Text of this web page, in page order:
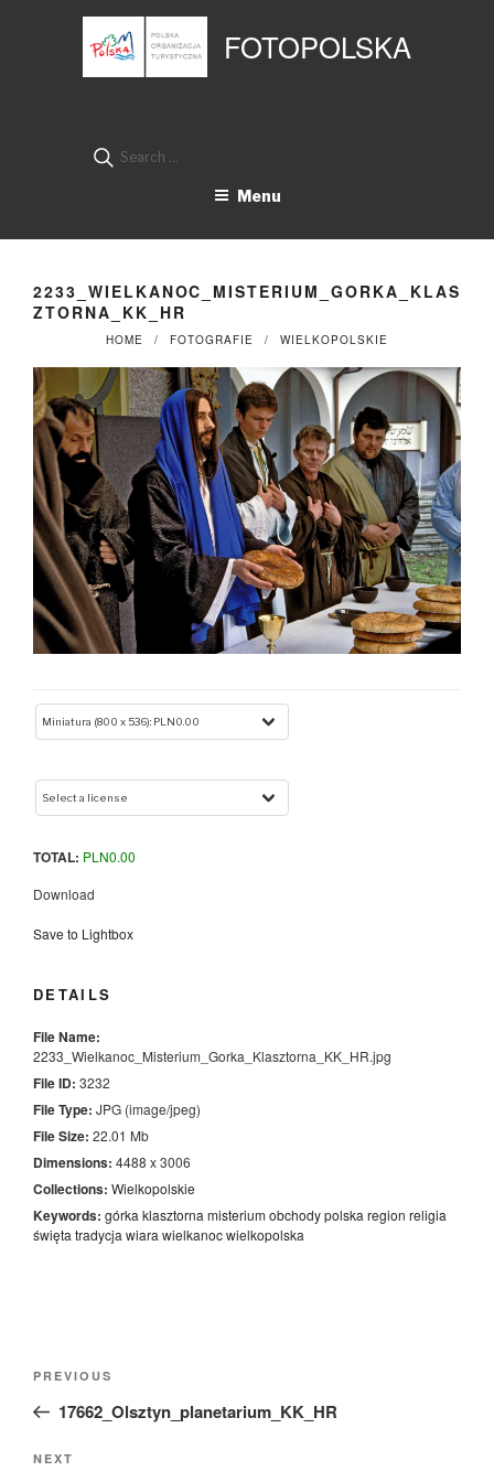
FOTOPOLSKA
Search
Menu
2233_WIELKANOC_MISTERIUM_GORKA_KLAS
ZTORNA_KK_HR
HOME FOTOGRAFIE WIELKOPOLSKIE
TOTAL: PLN0.00
Download
Save to Lightbox
DETAILS
File Name:
2233_Wielkanoc_Misterium_Gorka_Klasztorna_KK_HR.jpg
File ID: 3232
File Type: JPG (image/jpeg)
File Size: 22.01 Mb
Dimensions: 4488 x 3006
Collections: Wielkopolskie
Keywords: górka klasztorna misteriumobchodypolska region religia
święta tradycja wiara wielkanocwielkopolska
Previous
Post
PREVIOUS
17662_Olsztyn_planetarium_KK_HR
Next
NEXT
Panel zarządzania plikami cookies